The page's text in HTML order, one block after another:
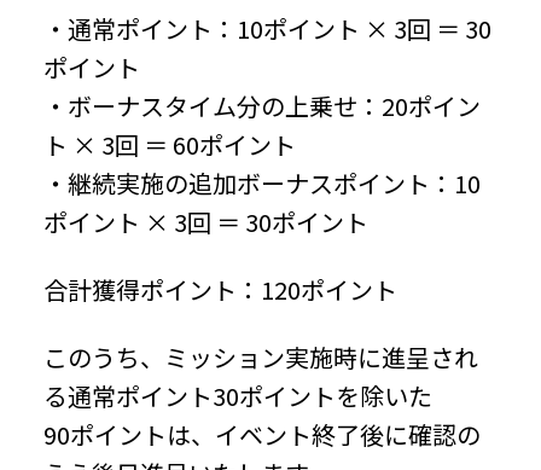
・通常ポイント：10ポイント × 3回 ＝ 30
ポイント
・ボーナスタイム分の上乗せ：20ポイン
ト × 3回 ＝ 60ポイント
・継続実施の追加ボーナスポイント：10
ポイント × 3回 ＝ 30ポイント
合計獲得ポイント：120ポイント
このうち、ミッション実施時に進呈され
る通常ポイント30ポイントを除いた
90ポイントは、イベント終了後に確認の